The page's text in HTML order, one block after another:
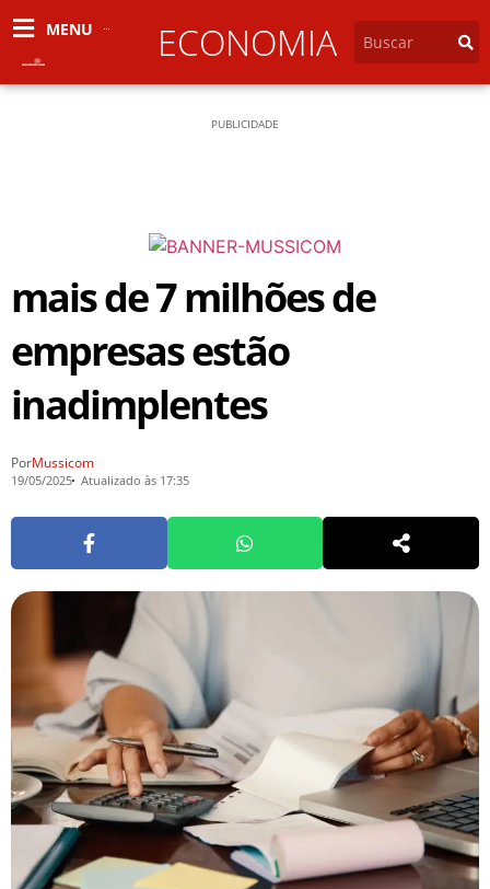
MENU ECONOMIA
PUBLICIDADE
mais de 7 milhões de
empresas estão
inadimplentes
PorMussicom
19/05/2025 Atualizado às 17:35